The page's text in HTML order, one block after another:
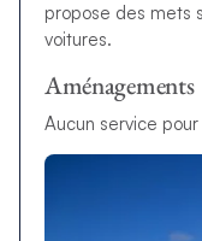
propose des mets
voitures.
Aménagements
Aucun service